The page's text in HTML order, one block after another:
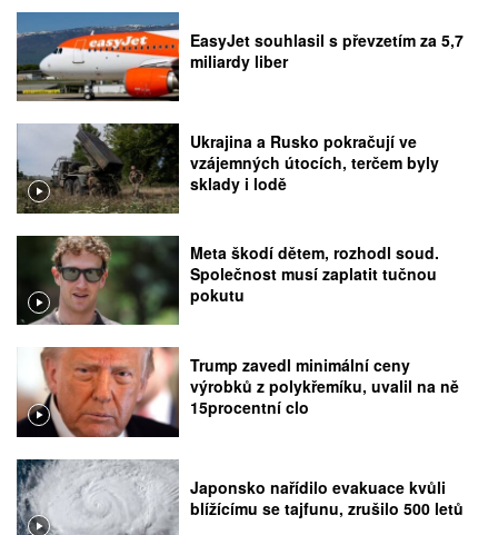
EasyJet souhlasil s převzetím za 5,7
miliardy liber
Ukrajina a Rusko pokračují ve
vzájemných útocích, terčem byly
sklady i lodě
Meta škodí dětem, rozhodl soud.
Společnost musí zaplatit tučnou
pokutu
Trump zavedl minimální ceny
výrobků z polykřemíku, uvalil na ně
15procentní clo
Japonsko nařídilo evakuace kvůli
blížícímu se tajfunu, zrušilo 500 letů